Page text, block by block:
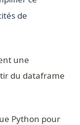
de
une
du dataframe
Python pour